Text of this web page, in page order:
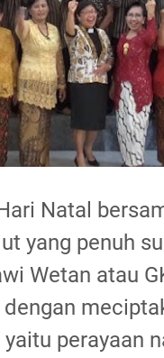
Natal
yang penuh
Wetan atau
perayaan